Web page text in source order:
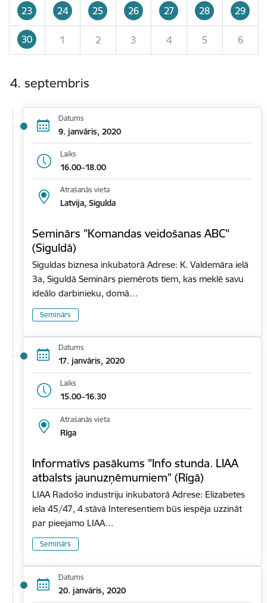
23 24 25 26 27 28 29
30 1 2 3 4 5 6
4. septembris
Datums
9. janvāris, 2020
Laiks
16.00–18.00
Atrašanās vieta
Latvija, Sigulda
Seminārs "Komandas veidošanas ABC"
(Siguldā)
Siguldas biznesa inkubatorā Adrese: K. Valdemāra ielā
3a, Siguldā Seminārs piemērots tiem, kas meklē savu
ideālo darbinieku, domā…
Seminārs
Datums
17. janvāris, 2020
Laiks
15.00–16.30
Atrašanās vieta
Rīga
Informatīvs pasākums "Info stunda. LIAA
atbalsts jaunuzņēmumiem" (Rīgā)
LIAA Radošo industriju inkubatorā Adrese: Elizabetes
iela 45/47, 4.stāvā Interesentiem būs iespēja uzzināt
par pieejamo LIAA…
Seminārs
Datums
20. janvāris, 2020